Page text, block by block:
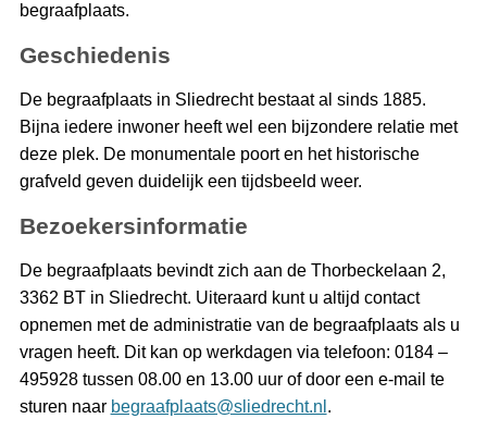
begraafplaats.
Geschiedenis
De begraafplaats in Sliedrecht bestaat al sinds 1885.
Bijna iedere inwoner heeft wel een bijzondere relatie met
deze plek. De monumentale poort en het historische
grafveld geven duidelijk een tijdsbeeld weer.
Bezoekersinformatie
De begraafplaats bevindt zich aan de Thorbeckelaan 2,
3362 BT in Sliedrecht. Uiteraard kunt u altijd contact
opnemen met de administratie van de begraafplaats als u
vragen heeft. Dit kan op werkdagen via telefoon: 0184 –
495928 tussen 08.00 en 13.00 uur of door een e-mail te
sturen naar begraafplaats@sliedrecht.nl .